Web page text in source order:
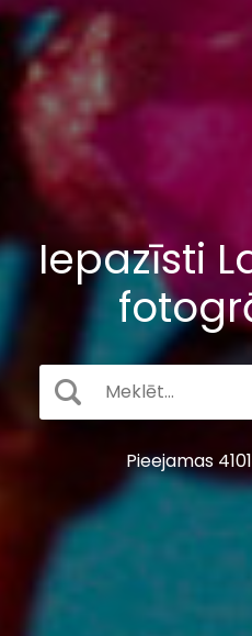
Iepazīsti
Pieejamas